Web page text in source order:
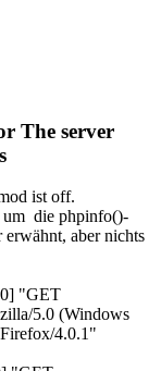
The server
ist off.
um die phpinfo()-
aber nichts
"GET
5.0 (Windows
4.0.1"